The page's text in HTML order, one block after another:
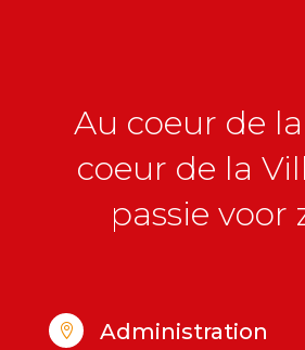
Au coeur de
coeur de la
passie voor
 Administration